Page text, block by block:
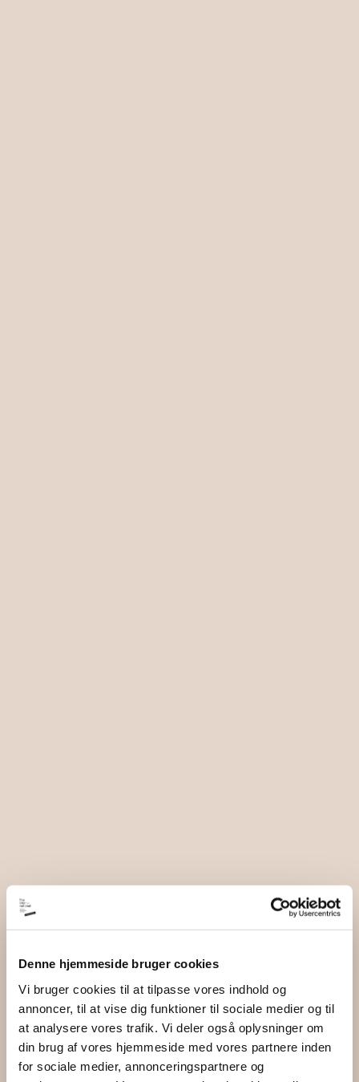
Denne hjemmeside bruger cookies
Vi bruger cookies til at tilpasse vores indhold og
annoncer, til at vise dig funktioner til sociale medier og til
at analysere vores trafik. Vi deler også oplysninger om
din brug af vores hjemmeside med vores partnere inden
for sociale medier, annonceringspartnere og